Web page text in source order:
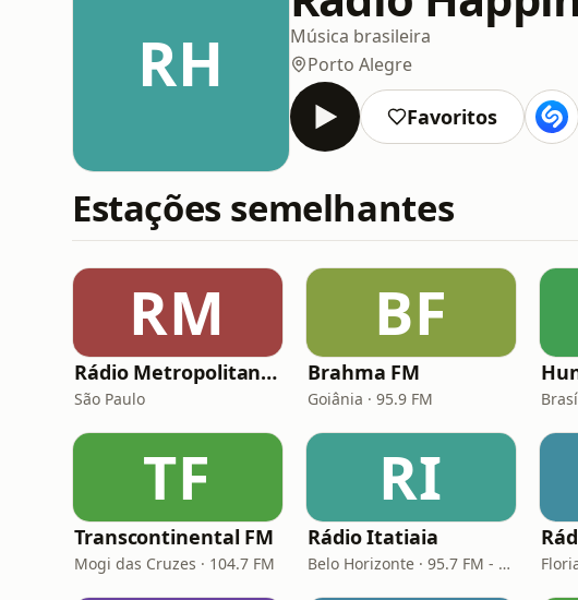
RH
Música brasileira
Porto Alegre
Favoritos
Estações semelhantes
RM
Rádio Metropolitana Sertanejo
São Paulo
BF
Brahma FM
Goiânia · 95.9 FM
TF
Transcontinental FM
Mogi das Cruzes · 104.7 FM
RI
Rádio Itatiaia
Belo Horizonte · 95.7 FM - 610 AM